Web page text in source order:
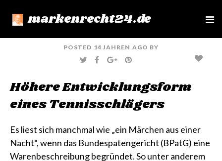
markenrecht24.de
e
POSTED 14 JAHREN AGO BY
T
W
T
E
F
A
O
G
O
E
P
I
R
S
T
Höhere Entwicklungsform
eines Tennisschlägers
Es liest sich manchmal wie „ein Märchen aus einer
Nacht“, wenn das Bundespatengericht (BPatG) eine
Warenbeschreibung begründet. So unter anderem